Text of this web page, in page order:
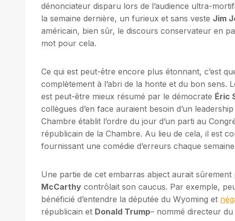
dénonciateur disparu lors de l’audience ultra-
la semaine dernière, un furieux et sans veste Jim
américain, bien sûr, le discours conservateur en
mot pour cela.
Ce qui est peut-être encore plus étonnant, c’est
complètement à l’abri de la honte et du bon sens.
est peut-être mieux résumé par le démocrate Éric
collègues d’en face auraient besoin d’un
Chambre établit l’ordre du jour d’un parti au
républicain de la Chambre. Au lieu de cela, il est
fournissant une comédie d’erreurs chaque
Une partie de cet embarras abject aurait
McCarthy contrôlait son caucus. Par exemple,
bénéficié d’entendre la députée du Wyoming et
républicain et Donald Trump– nommé directeur du